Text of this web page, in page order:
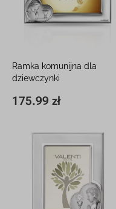
Ramka komunijna dla
dziewczynki
grawerem
175.99 zł
13 x 17 cm